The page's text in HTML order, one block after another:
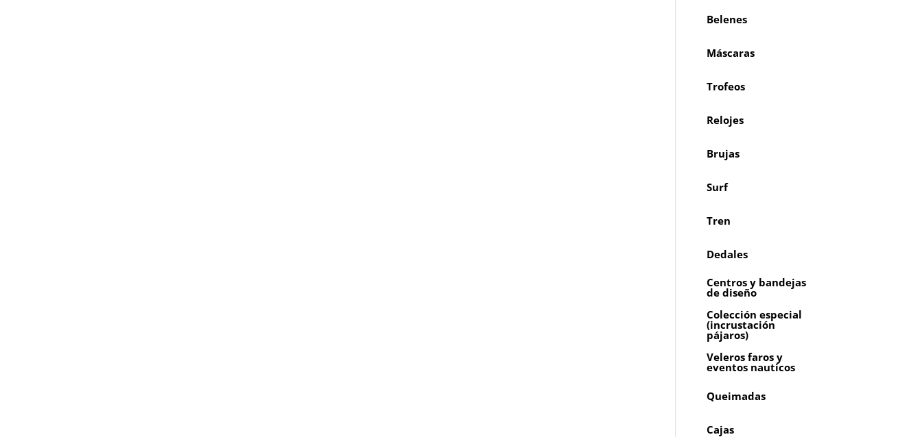
Belenes
Máscaras
Trofeos
Relojes
Brujas
Surf
Tren
Dedales
Centros y bandejas
de diseño
Colección especial
(incrustación
pájaros)
Veleros faros y
eventos nauticos
Queimadas
Cajas